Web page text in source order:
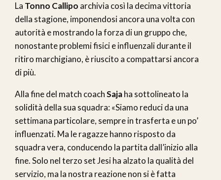
La Tonno Callipo archivia così la decima vittoria
della stagione, imponendosi ancora una volta con
autorità e mostrando la forza di un gruppo che,
nonostante problemi fisici e influenzali durante il
ritiro marchigiano, è riuscito a compattarsi ancora
di più.
Alla fine del match coachSajaha sottolineato la
solidità della sua squadra: «Siamo reduci da una
settimana particolare, sempre in trasferta e un po’
influenzati. Ma le ragazze hanno risposto da
squadra vera, conducendo la partita dall’inizio alla
fine. Solo nel terzo set Jesi ha alzato la qualità del
servizio, ma la nostra reazione non si è fatta